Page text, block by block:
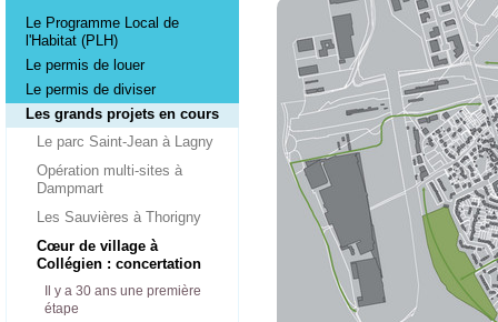
Le Programme Local de
l'Habitat (PLH)
Le permis de louer
Le permis de diviser
Les grands projets en cours
Le parc Saint-Jean à Lagny
Opération multi-sites à
Dampmart
Les Sauvières à Thorigny
Cœur de village à
Collégien : concertation
Il y a 30 ans une première
étape